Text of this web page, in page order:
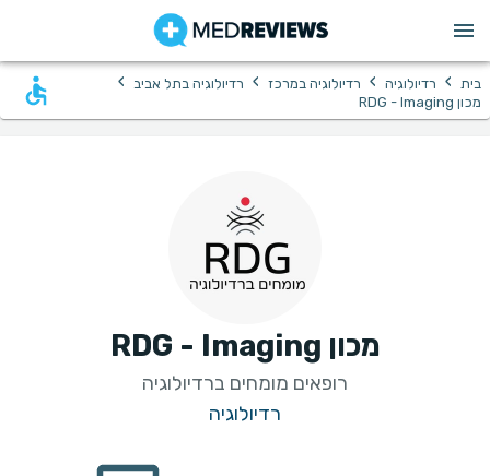
בית › רדיולוגיה › רדיולוגיה במרכז › רדיולוגיה בתל אביב ›
מכון RDG - Imaging
מכון RDG - Imaging
רופאים מומחים ברדיולוגיה
רדיולוגיה